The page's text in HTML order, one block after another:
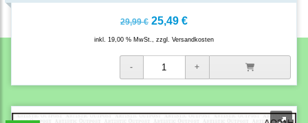
29,99 € 25,49 €
inkl. 19,00 % MwSt., zzgl. Versandkosten